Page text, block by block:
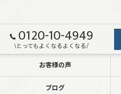
0120-10-4949
\とってもよくなるよくなる/
お客様の声
ブログ